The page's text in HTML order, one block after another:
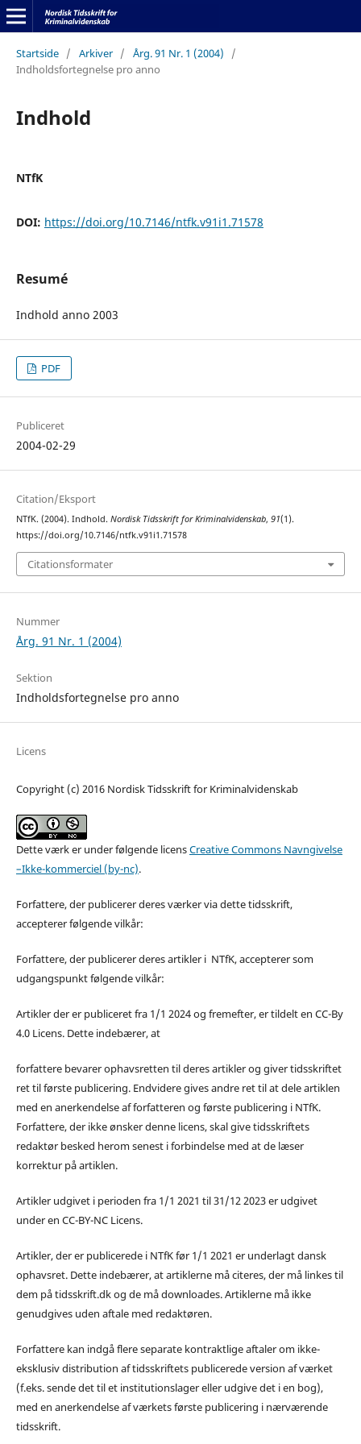
Startside / Arkiver / Årg. 91 Nr. 1 (2004)
/
Indholdsfortegnelse pro anno
Indhold
NTfK
DOI: https://doi.org/10.7146/ntfk.v91i1.71578
Resumé
Indhold anno 2003
PDF
Publiceret
2004-02-29
Citation/Eksport
NTfK. (2004). Indhold. Nordisk Tidsskrift for Kriminalvidenskab, 91(1).
https://doi.org/10.7146/ntfk.v91i1.71578
Citationsformater
Nummer
Årg. 91 Nr. 1 (2004)
Sektion
Indholdsfortegnelse pro anno
Licens
Copyright (c) 2016 Nordisk Tidsskrift for Kriminalvidenskab
Dette værk er under følgende licensCreative Commons Navngivelse
–Ikke-kommerciel (by-nc).
Forfattere, der publicerer deres værker via dette tidsskrift,
accepterer følgende vilkår:
Forfattere, der publicerer deres artikler i NTfK, accepterer som
udgangspunkt følgende vilkår:
Artikler der er publiceret fra 1/1 2024 og fremefter, er tildelt en CC-By
4.0 Licens. Dette indebærer, at
forfattere bevarer ophavsretten til deres artikler og giver tidsskriftet
ret til første publicering. Endvidere gives andre ret til at dele artiklen
med en anerkendelse af forfatteren og første publicering i NTfK.
Forfattere, der ikke ønsker denne licens, skal give tidsskriftets
redaktør besked herom senest i forbindelse med at de læser
korrektur på artiklen.
Artikler udgivet i perioden fra 1/1 2021 til 31/12 2023 er udgivet
under en CC-BY-NC Licens.
Artikler, der er publicerede i NTfK før 1/1 2021 er underlagt dansk
ophavsret. Dette indebærer, at artiklerne må citeres, der må linkes til
dem på tidsskrift.dk og de må downloades. Artiklerne må ikke
genudgives uden aftale med redaktøren.
Forfattere kan indgå flere separate kontraktlige aftaler om ikke-
eksklusiv distribution af tidsskriftets publicerede version af værket
(f.eks. sende det til et institutionslager eller udgive det i en bog),
med en anerkendelse af værkets første publicering i nærværende
tidsskrift.